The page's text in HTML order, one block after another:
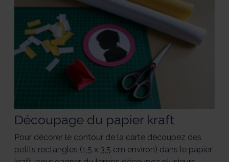
Découpage du papier kraft
Pour décorer le contour de la carte découpez des
petits rectangles (1,5 x 3,5 cm environ) dans le papier